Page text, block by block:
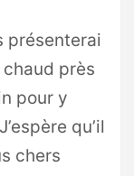
présenterai
près
pour y
qu’il
chers